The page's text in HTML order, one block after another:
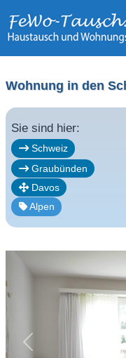
Inhalt
Wohnung in den
Sie sind hier:
Schweiz
Graubünden
Davos
Alpen
Vorheriges